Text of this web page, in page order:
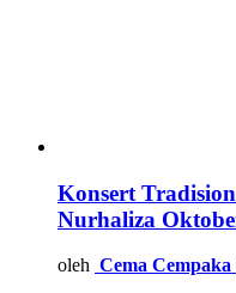
Konsert
Nurhaliza
oleh Cema Cempaka